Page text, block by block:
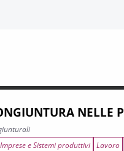
NELLE
Imprese e Sistemi produttivi Lavoro